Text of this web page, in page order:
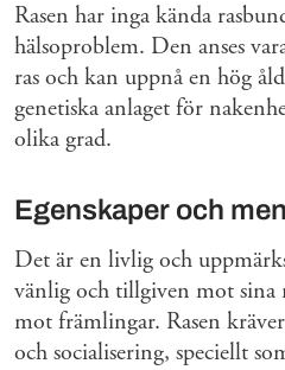
Rasen har inga kända
hälsoproblem. Den anses
ras och kan uppnå en hög
genetiska anlaget för
olika grad.
Egenskaper och
Det är en livlig och
vänlig och tillgiven mot sina
mot främlingar. Rasen
och socialisering, speciellt